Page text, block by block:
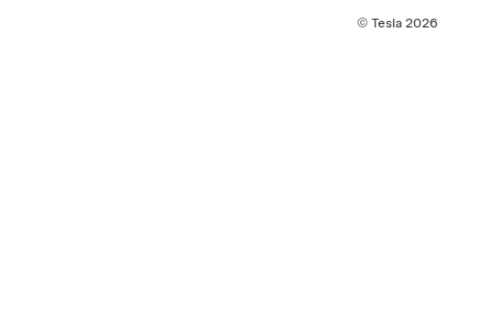
© Tesla 2026